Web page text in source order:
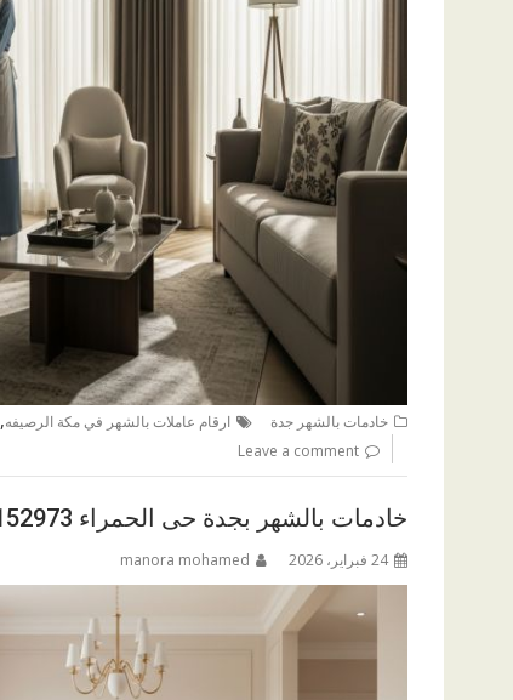
خادمات بالشهر جدة ارقام عاملات بالشهر في مكة الرصيفه,
Leave a comment
خادمات بالشهر بجدة حى الحمراء 0548152973
24 فبراير، 2026 manora mohamed